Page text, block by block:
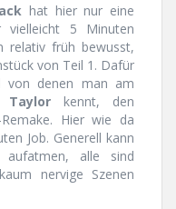
hat hier nur eine
vielleicht 5 Minuten
relativ früh bewusst,
von Teil 1. Dafür
von denen man am
Taylorkennt, den
Remake. Hier wie da
Job. Generell kann
aufatmen, alle sind
nervige Szenen